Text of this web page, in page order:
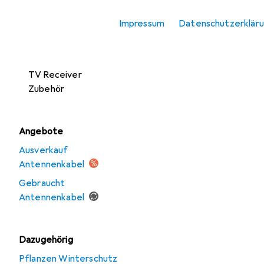
Impressum
TV Receiver
Zubehör
Angebote
Ausverkauf
Antennenkabel
Gebraucht
Antennenkabel
Dazugehörig
Pflanzen Winterschutz